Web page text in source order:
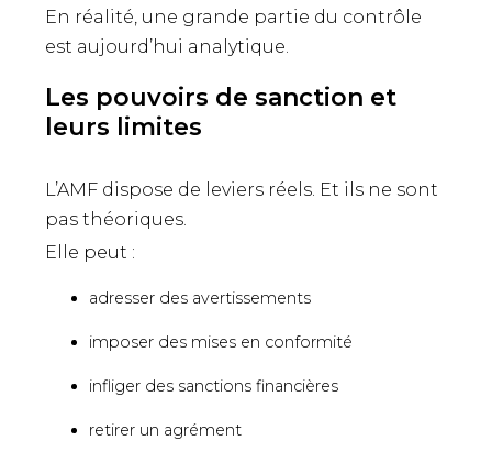
En réalité, une grande partie du contrôle
est aujourd’hui analytique.
Les pouvoirs de sanction et
leurs limites
L’AMF dispose de leviers réels. Et ils ne sont
pas théoriques.
Elle peut :
adresser des avertissements
imposer des mises en conformité
infliger des sanctions financières
retirer un agrément